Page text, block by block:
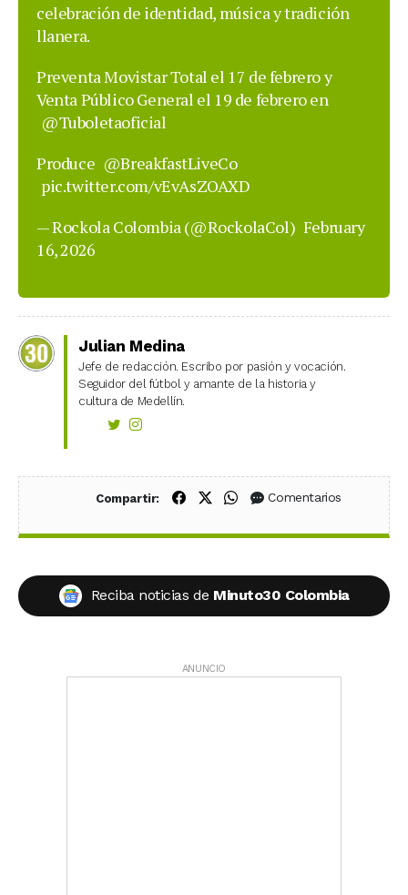
celebración de identidad, música y tradición
llanera.
Preventa Movistar Total el 17 de febrero y
Venta Público General el 19 de febrero en
@Tuboletaoficial
Produce @BreakfastLiveCo
pic.twitter.com/vEvAsZOAXD
— Rockola Colombia (@RockolaCol) February
16, 2026
Julian Medina
Jefe de redacción. Escribo por pasión y vocación.
Seguidor del fútbol y amante de la historia y
cultura de Medellín.
Compartir: Compartir en Facebook
Compartir en X (Twitter)
Compartir en WhatsApp
Comentarios
Reciba noticias de Minuto30 Colombia
ANUNCIO